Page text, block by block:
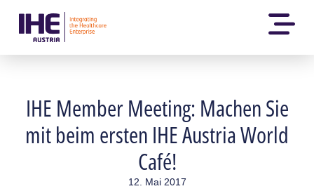
IHE Member Meeting: Machen Sie
mit beim ersten IHE Austria World
Café!
12. Mai 2017